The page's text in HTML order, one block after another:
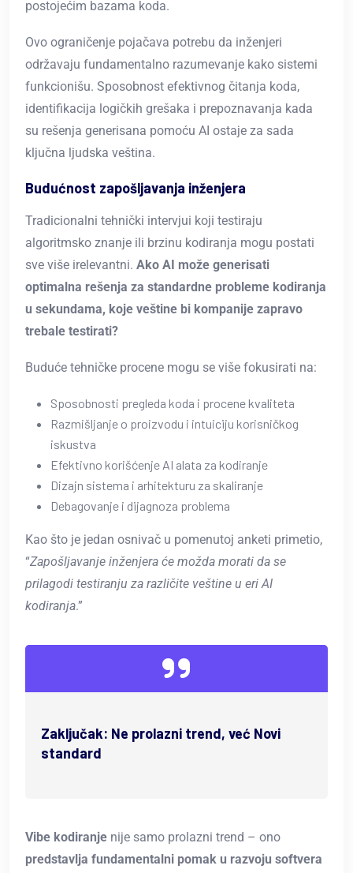
postojećim bazama koda.
Ovo ograničenje pojačava potrebu da inženjeri
održavaju fundamentalno razumevanje kako sistemi
funkcionišu. Sposobnost efektivnog čitanja koda,
identifikacija logičkih grešaka i prepoznavanja kada
su rešenja generisana pomoću AI ostaje za sada
ključna ljudska veština.
Budućnost zapošljavanja inženjera
Tradicionalni tehnički intervjui koji testiraju
algoritmsko znanje ili brzinu kodiranja mogu postati
sve više irelevantni. Ako AI može generisati
optimalna rešenja za standardne probleme kodiranja
u sekundama, koje veštine bi kompanije zapravo
trebale testirati?
Buduće tehničke procene mogu se više fokusirati na:
Sposobnosti pregleda koda i procene kvaliteta
Razmišljanje o proizvodu i intuiciju korisničkog
iskustva
Efektivno korišćenje AI alata za kodiranje
Dizajn sistema i arhitekturu za skaliranje
Debagovanje i dijagnoza problema
Kao što je jedan osnivač u pomenutoj anketi primetio,
“Zapošljavanje inženjera će možda morati da se
prilagodi testiranju za različite veštine u eri AI
kodiranja.”
Zaključak: Ne prolazni trend, već Novi
standard
Vibe kodiranje nije samo prolazni trend – ono
predstavlja fundamentalni pomak u razvoju softvera